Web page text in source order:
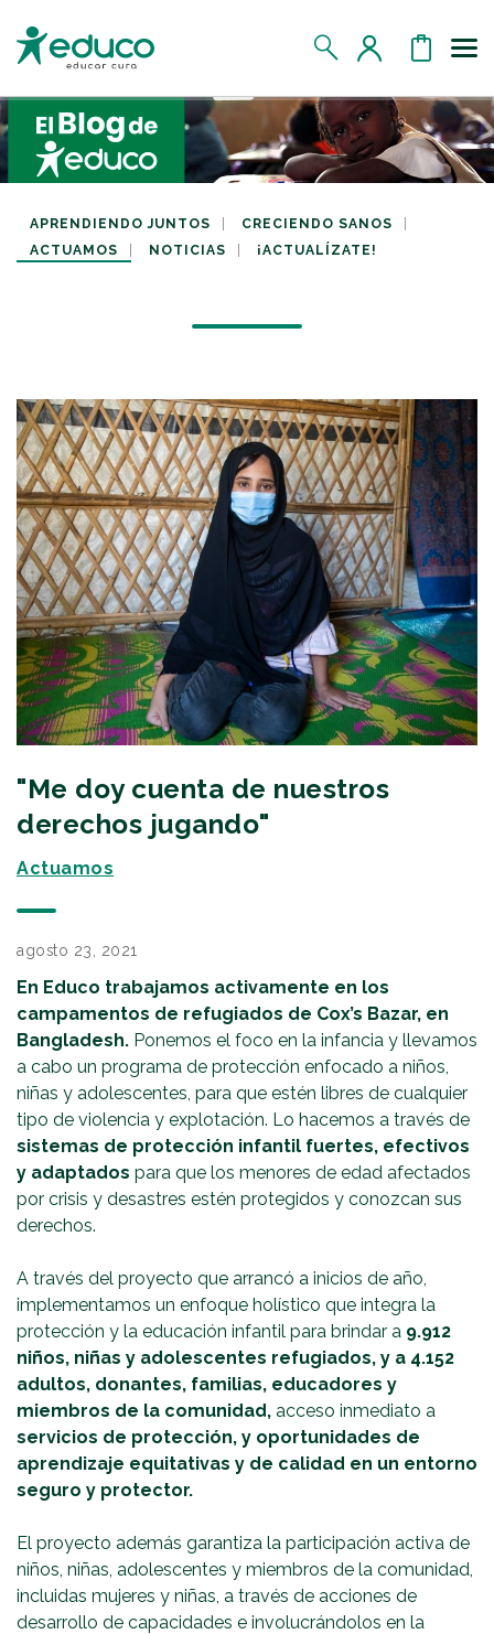
MIS DATOS
MIS APADRINADOS
MIS RETOS SOLIDARIOS
CERRAR SESIÓN
APRENDIENDO JUNTOS
CRECIENDO SANOS
ACTUAMOS
NOTICIAS ¡ACTUALÍZATE!
"Me doy cuenta de nuestros
derechos jugando"
Actuamos
agosto 23, 2021
En Educo trabajamos activamente en los
campamentos de refugiados de Cox’s Bazar, en
Bangladesh. Ponemos el foco en la infancia y llevamos
a cabo un programa de protección enfocado a niños,
niñas y adolescentes, para que estén libres de cualquier
tipo de violencia y explotación. Lo hacemos a través de
sistemas de protección infantil fuertes, efectivos
y adaptados para que los menores de edad afectados
por crisis y desastres estén protegidos y conozcan sus
derechos.
A través del proyecto que arrancó a inicios de año,
implementamos un enfoque holístico que integra la
protección y la educación infantil para brindar a 9.912
niños, niñas y adolescentes refugiados, y a 4.152
adultos, donantes, familias, educadores y
miembros de la comunidad, acceso inmediato a
servicios de protección, y oportunidades de
aprendizaje equitativas y de calidad en un entorno
seguro y protector.
El proyecto además garantiza la participación activa de
niños, niñas, adolescentes y miembros de la comunidad,
incluidas mujeres y niñas, a través de acciones de
desarrollo de capacidades e involucrándolos en la